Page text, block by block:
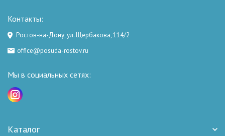
Контакты:
Ростов-на-Дону, ул. Щербакова, 114/2
office@posuda-rostov.ru
Мы в социальных сетях:
Каталог